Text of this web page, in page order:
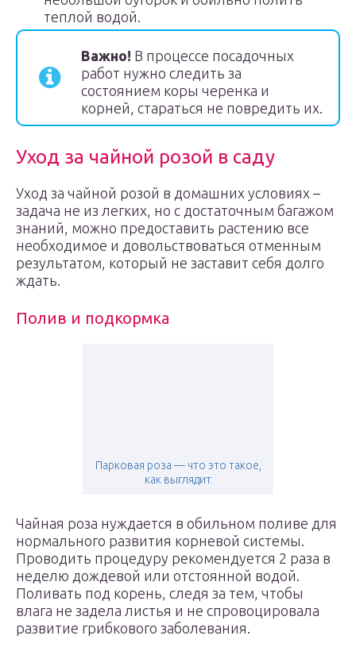
теплой водой.
Важно! В процессе посадочных
работ нужно следить за
состоянием коры черенка и
корней, стараться не повредить их.
Уход за чайной розой в саду
Уход за чайной розой в домашних условиях –
задача не из легких, но с достаточным багажом
знаний, можно предоставить растению все
необходимое и довольствоваться отменным
результатом, который не заставит себя долго
ждать.
Полив и подкормка
Парковая роза — что это такое,
как выглядит
Чайная роза нуждается в обильном поливе для
нормального развития корневой системы.
Проводить процедуру рекомендуется 2 раза в
неделю дождевой или отстоянной водой.
Поливать под корень, следя за тем, чтобы
влага не задела листья и не спровоцировала
развитие грибкового заболевания.